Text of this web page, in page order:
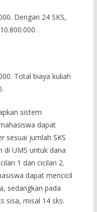
Dengan 24 SKS,
Total biaya kuliah
sistem
dapat
sesuai jumlah SKS
di UMS untuk dana
1 dan cicilan 2.
dapat mencicil
sedangkan pada
sisa, misal 14 sks.